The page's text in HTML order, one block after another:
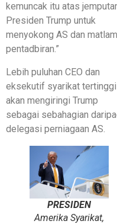
kemuncak itu atas
Presiden Trump untuk
menyokong AS dan
pentadbiran.”
Lebih puluhan CEO dan
eksekutif syarikat tertinggi
akan mengiringi Trump
sebagai sebahagian
delegasi perniagaan AS.
PRESIDEN
Amerika Syarikat,